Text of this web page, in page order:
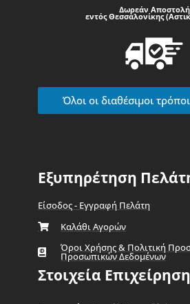
Δωρεάν Αποστολή
εντός Θεσσαλονίκης
Όλοι οι διαθέσιμοι
Εξυπηρέτηση
Είσοδος - Εγγραφή Πελάτη
Καλάθι Αγορών
Όροι Χρήσης & Πολιτική
Προσωπικών Δεδομένων
Στοιχεία